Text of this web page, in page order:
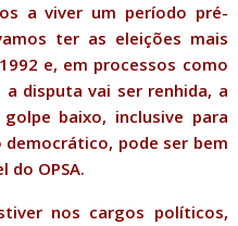
a viver um período pré-
ter as eleições mais
e, em processos como
disputa vai ser renhida, a
baixo, inclusive para
pode ser bem
do OPSA.
nos cargos políticos,